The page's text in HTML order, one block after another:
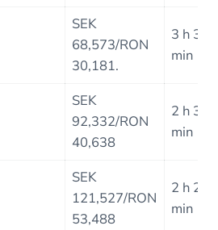
SEK
68,573/RON
30,181.
3 h 36
min
SEK
92,332/RON
40,638
2 h 30
min
SEK
121,527/RON
53,488
2 h 24
min